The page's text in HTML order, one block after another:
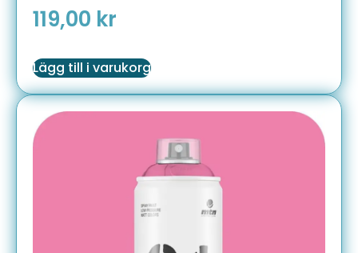
119,00 kr
Lägg till i varukorg